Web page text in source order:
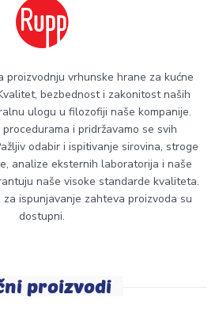
proizvodnju vrhunske hrane za kućne
bezbednost i zakonitost naših
ulogu u filozofiji naše kompanije.
i pridržavamo se svih
odabir i ispitivanje sirovina, stroge
analize eksternih laboratorija i naše
naše visoke standarde kvaliteta.
ispunjavanje zahteva proizvoda su
dostupni.
proizvodi